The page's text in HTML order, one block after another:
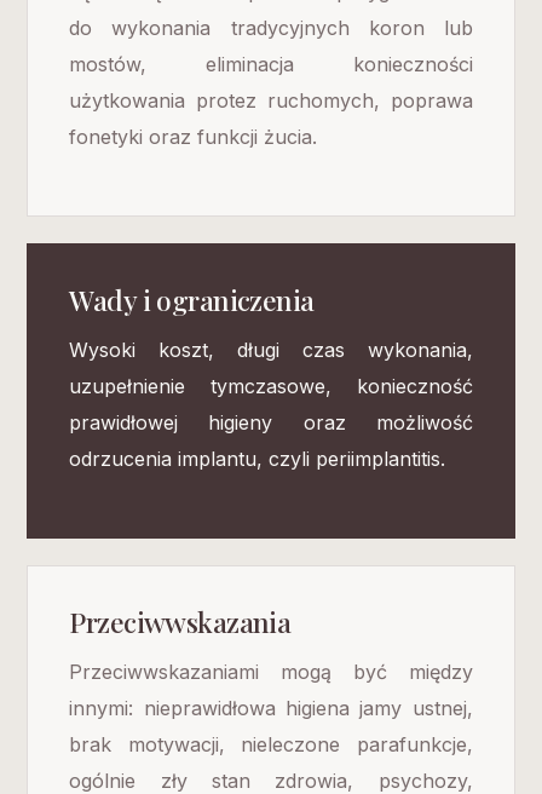
do wykonania tradycyjnych koron lub
mostów, eliminacja konieczności
użytkowania protez ruchomych, poprawa
fonetyki oraz funkcji żucia.
Wady i ograniczenia
Wysoki koszt, długi czas wykonania,
uzupełnienie tymczasowe, konieczność
prawidłowej higieny oraz możliwość
odrzucenia implantu, czyli periimplantitis.
Przeciwwskazania
Przeciwwskazaniami mogą być między
innymi: nieprawidłowa higiena jamy ustnej,
brak motywacji, nieleczone parafunkcje,
ogólnie zły stan zdrowia, psychozy,